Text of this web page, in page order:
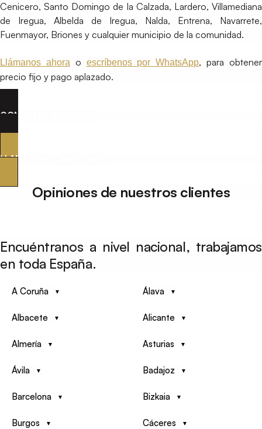
Cenicero, Santo Domingo de la Calzada, Lardero, Villamediana
de Iregua, Albelda de Iregua, Nalda, Entrena, Navarrete,
Fuenmayor, Briones y cualquier municipio de la comunidad.
Llámanos ahora o escríbenos por WhatsApp, para obtener
precio fijo y pago aplazado.
CONSULTA WHATSAPP
LLAME SIN COMPROMISO
Opiniones de nuestros clientes
Encuéntranos a nivel nacional, trabajamos
en toda España.
A Coruña Álava
Albacete Alicante
Almería Asturias
Ávila Badajoz
Barcelona Bizkaia
Burgos Cáceres